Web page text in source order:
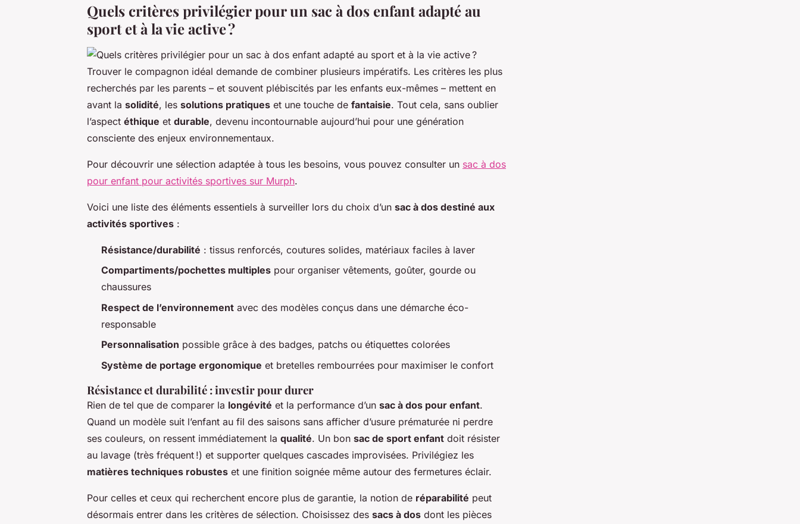
Quels critères privilégier pour un sac à dos enfant adapté au
sport et à la vie active ?
Trouver le compagnon idéal demande de combiner plusieurs impératifs. Les critères les plus
recherchés par les parents – et souvent plébiscités par les enfants eux-mêmes – mettent en
avant la solidité, les solutions pratiques et une touche de fantaisie. Tout cela, sans oublier
l’aspect éthique et durable, devenu incontournable aujourd’hui pour une génération
consciente des enjeux environnementaux.
Pour découvrir une sélection adaptée à tous les besoins, vous pouvez consulter un sac à dos
pour enfant pour activités sportives sur Murph.
Voici une liste des éléments essentiels à surveiller lors du choix d’un sac à dos destiné aux
activités sportives :
Résistance/durabilité : tissus renforcés, coutures solides, matériaux faciles à laver
Compartiments/pochettes multiples pour organiser vêtements, goûter, gourde ou
chaussures
Respect de l’environnement avec des modèles conçus dans une démarche éco-
responsable
Personnalisation possible grâce à des badges, patchs ou étiquettes colorées
Système de portage ergonomique et bretelles rembourrées pour maximiser le confort
Résistance et durabilité : investir pour durer
Rien de tel que de comparer la longévité et la performance d’un sac à dos pour enfant.
Quand un modèle suit l’enfant au fil des saisons sans afficher d’usure prématurée ni perdre
ses couleurs, on ressent immédiatement la qualité. Un bon sac de sport enfant doit résister
au lavage (très fréquent !) et supporter quelques cascades improvisées. Privilégiez les
matières techniques robustes et une finition soignée même autour des fermetures éclair.
Pour celles et ceux qui recherchent encore plus de garantie, la notion de réparabilité peut
désormais entrer dans les critères de sélection. Choisissez des sacs à dos dont les pièces